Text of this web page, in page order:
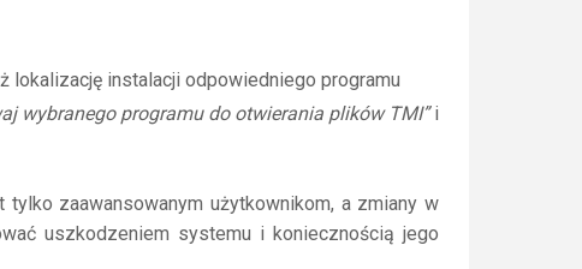
lokalizację instalacji odpowiedniego programu
wybranego programu do otwierania plików TMI”i
zaawansowanym użytkownikom, a zmiany w
uszkodzeniem systemu i koniecznością jego